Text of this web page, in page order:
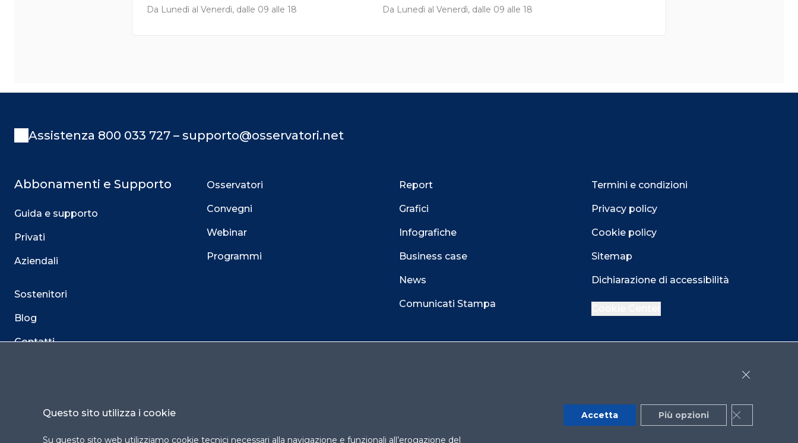
Da Lunedì al Venerdì, dalle 09 alle 18 Da Lunedì al Venerdì, dalle 09 alle 18
Assistenza 800 033 727 – supporto@osservatori.net
Abbonamenti e Supporto
Guida e supporto
Privati
Aziendali
Sostenitori
Blog
Contatti
Osservatori
Convegni
Webinar
Programmi
Report
Grafici
Infografiche
Business case
News
Comunicati Stampa
Termini e condizioni
Privacy policy
Cookie policy
Sitemap
Dichiarazione di accessibilità
YouTube X
Close
Questo sito utilizza i cookie
Su questo sito web utilizziamo cookie tecnici necessari alla navigazione e funzionali all’erogazione del
Accetta Più opzioni